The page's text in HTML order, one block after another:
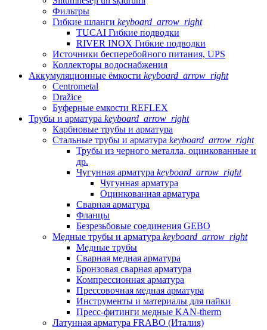
Фильтры
Гибкие шланги keyboard_arrow_right
TUCAI Гибкие подводки
RIVER INOX Гибкие подводки
Источники бесперебойного питания, UPS
Коллекторы водоснабжения
Аккумуляционные ёмкости keyboard_arrow_right
Centrometal
Dražice
Буферные емкости REFLEX
Трубы и арматура keyboard_arrow_right
Карбновые трубы и арматура
Стальные трубы и арматура keyboard_arrow_right
Трубы из черного металла, оцинкованные и
др.
Чугунная арматура keyboard_arrow_right
Чугунная арматура
Оцинкованная арматура
Сварная арматура
Фланцы
Безрезьбовые соединения GEBO
Медные трубы и арматура keyboard_arrow_right
Медные трубы
Сварная медная арматура
Бронзовая сварная арматура
Компрессионная арматура
Прессовочная медная арматура
Инструменты и материалы для пайки
Пресс-фитинги медные KAN-therm
Латунная арматура FRABO (Италия)